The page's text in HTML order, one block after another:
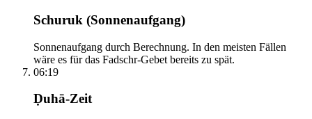
Schuruk (Sonnenaufgang)
Sonnenaufgang durch Berechnung. In den meisten Fällen
wäre es für das Fadschr-Gebet bereits zu spät.
06:19
Ḍuhā-Zeit